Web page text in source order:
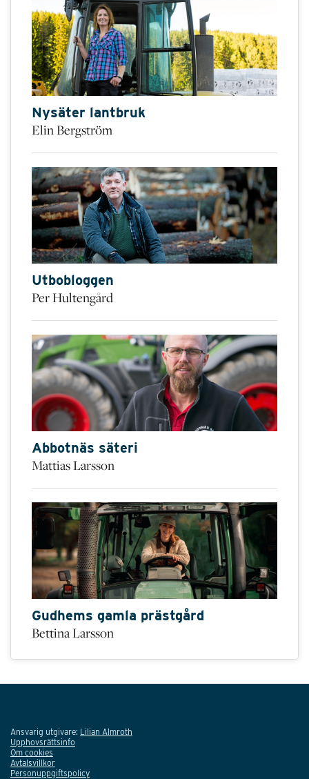
Nysäter lantbruk
Elin Bergström
Utbobloggen
Per Hultengård
Abbotnäs säteri
Mattias Larsson
Gudhems gamla prästgård
Bettina Larsson
Ansvarig utgivare: Lilian Almroth
Upphovsrättsinfo
Om cookies
Avtalsvillkor
Personuppgiftspolicy